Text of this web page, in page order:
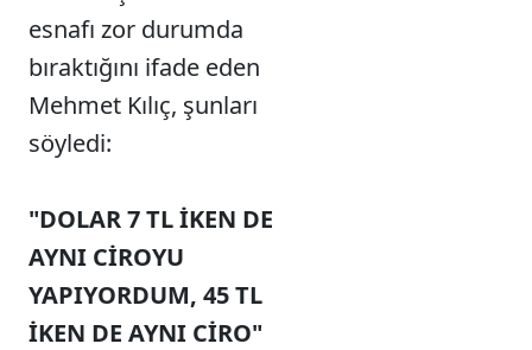
esnafı zor durumda
bıraktığını ifade eden
Mehmet Kılıç, şunları
söyledi:
"DOLAR 7 TL İKEN DE
AYNI CİROYU
YAPIYORDUM, 45 TL
İKEN DE AYNI CİRO"